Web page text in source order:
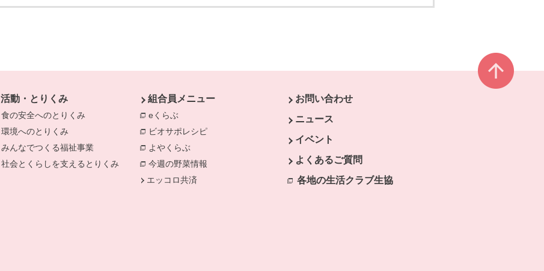
活動・とりくみ
食の安全へのとりくみ
環境へのとりくみ
みんなでつくる福祉事業
社会とくらしを支えるとりくみ
組合員メニュー
eくらぶ
ビオサポレシピ
よやくらぶ
今週の野菜情報
エッコロ共済
お問い合わせ
ニュース
イベント
よくあるご質問
各地の生活クラブ生協